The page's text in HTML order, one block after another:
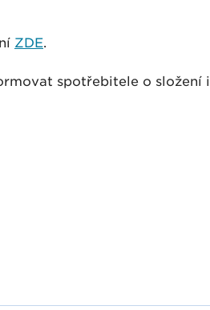
ZDE.
spotřebitele o složení i